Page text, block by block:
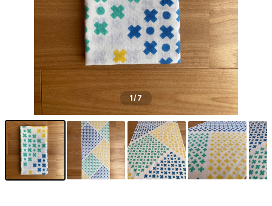
1/7